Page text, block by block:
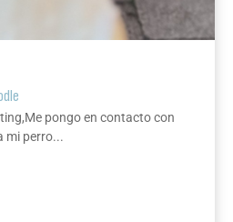
pongo en contacto con
mi perro...